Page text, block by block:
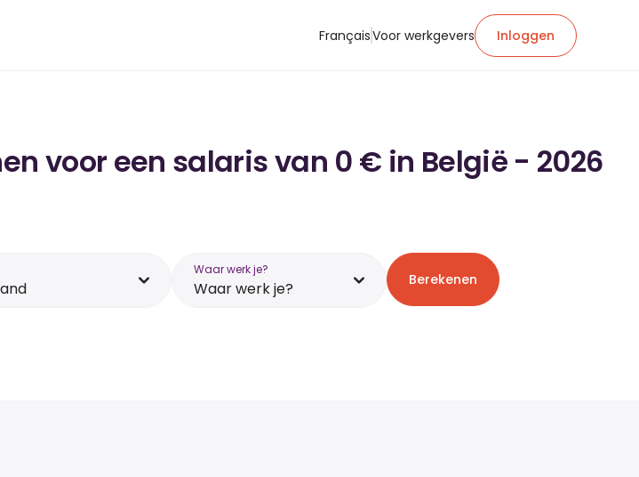
FrançaisVoor werkgevers Inloggen
voor een salaris van 0 € in België - 2026
Waar werk je?
Waar werk je? Berekenen